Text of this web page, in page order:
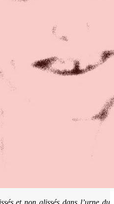
et non glissés dans l’urne du